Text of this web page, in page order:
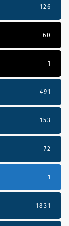
126
60
1
491
153
72
1
1831